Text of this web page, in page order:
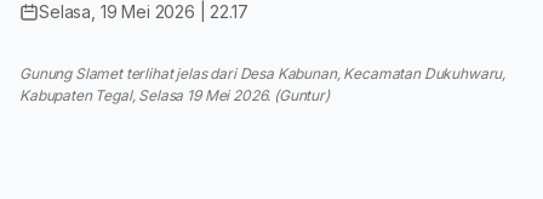
Selasa, 19 Mei 2026 | 22.17
Gunung Slamet terlihat jelas dari Desa Kabunan, Kecamatan Dukuhwaru,
Kabupaten Tegal, Selasa 19 Mei 2026. (Guntur)